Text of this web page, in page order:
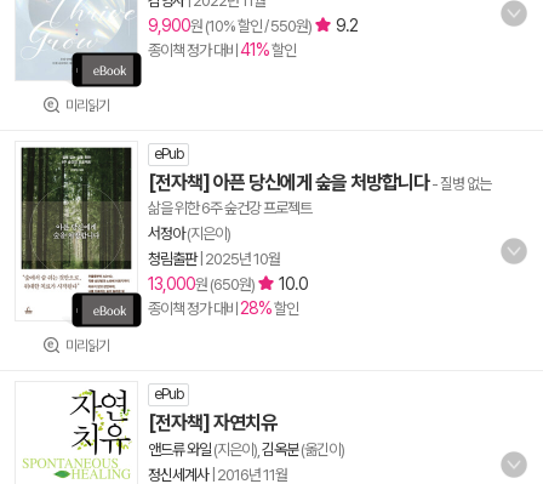
미리읽기
9,900원 (10% 할인 / 550원) 9.2
종이책 정가 대비 41%할인
미리읽기
ePub
[전자책] 아픈 당신에게 숲을 처방합니다- 질병 없는
삶을 위한 6주 숲건강 프로젝트
서정아(지은이)
청림출판| 2025년 10월
13,000원 (650원) 10.0
종이책 정가 대비 28%할인
ePub
[전자책] 자연치유
앤드류 와일 (지은이), 김옥분(옮긴이)
정신세계사| 2016년 11월